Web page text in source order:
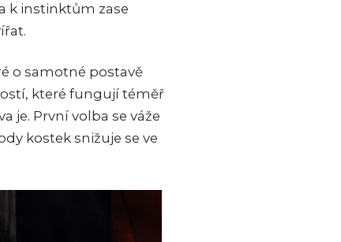
k instinktům zase
o samotné postavě
které fungují téměř
je. První volba se váže
kostek snižuje se ve